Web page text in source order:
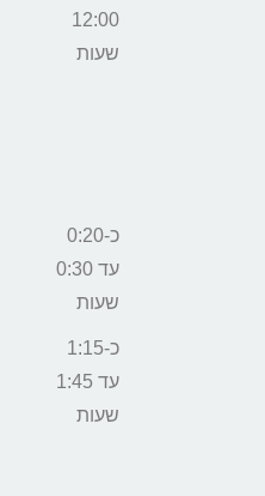
12:00
שעות
כ-0:20
עד 0:30
שעות
כ-1:15
עד 1:45
שעות